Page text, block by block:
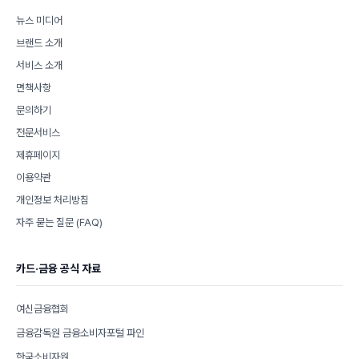
뉴스 미디어
브랜드 소개
서비스 소개
면책사항
문의하기
전문서비스
제휴페이지
이용약관
개인정보 처리방침
자주 묻는 질문 (FAQ)
카드·금융 공식 자료
여신금융협회
금융감독원 금융소비자포털 파인